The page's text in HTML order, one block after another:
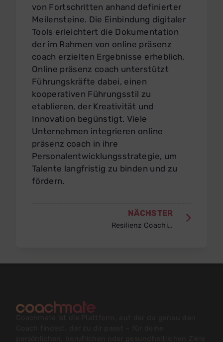
von Fortschritten anhand definierter
Meilensteine. Die Einbindung digitaler
Tools erleichtert die Dokumentation
der im Rahmen von online präsenz
coach erzielten Ergebnisse erheblich.
Online präsenz coach unterstützt
Führungskräfte dabei, einen
kooperativen Führungsstil zu
etablieren, der Kreativität und
Innovation begünstigt. Viele
Unternehmen integrieren online
präsenz coach in ihre
Personalentwicklungsstrategie, um
Talente langfristig zu binden und zu
fördern.
NÄCHSTER
Resilienz Coaching nach Krisen